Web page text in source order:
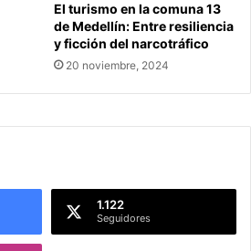
El turismo en la comuna 13
de Medellín: Entre resiliencia
y ficción del narcotráfico
20 noviembre, 2024
1.122
Seguidores